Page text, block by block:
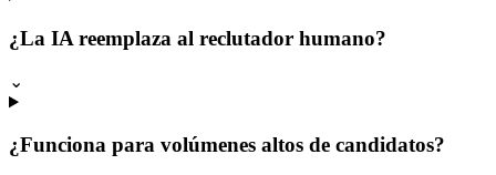
¿La IA reemplaza al reclutador humano?
⌄
¿Funciona para volúmenes altos de candidatos?